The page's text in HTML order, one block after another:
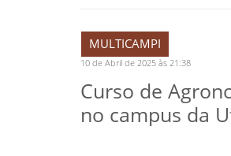
MULTICAMPI
10 de Abril de 2025 às 21:38
Curso de
no campus da